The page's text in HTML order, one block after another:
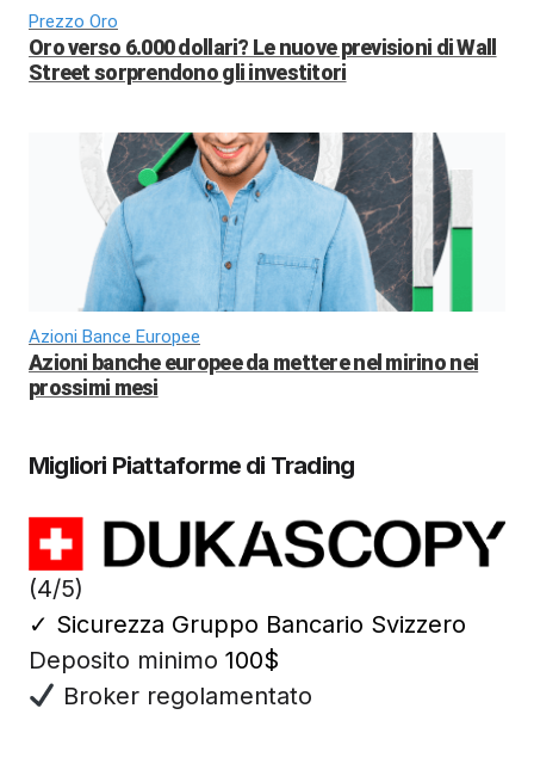
Prezzo Oro
Oro verso 6.000 dollari? Le nuove previsioni di Wall
Street sorprendono gli investitori
Azioni Bance Europee
Azioni banche europee da mettere nel mirino nei
prossimi mesi
Migliori Piattaforme di Trading
(4/5)
✓ Sicurezza Gruppo Bancario Svizzero
Deposito minimo 100$
Broker regolamentato